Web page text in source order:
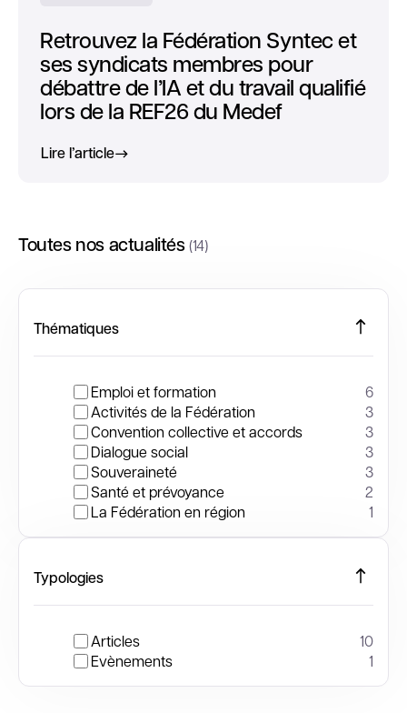
Retrouvez la Fédération Syntec et
ses syndicats membres pour
débattre de l’IA et du travail qualifié
lors de la REF26 du Medef
Lire l’article
Toutes nos actualités(14)
Thématiques
Emploi et formation
6
Activités de la Fédération
3
Convention collective et accords
3
Dialogue social
3
Souveraineté
3
Santé et prévoyance
2
La Fédération en région
1
Typologies
Articles
10
Evènements
1